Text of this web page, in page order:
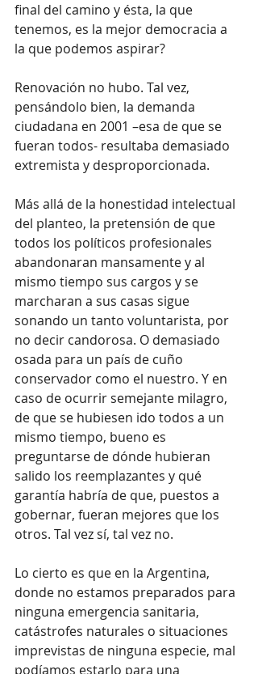
final del camino y ésta, la que
tenemos, es la mejor democracia a
la que podemos aspirar?
Renovación no hubo. Tal vez,
pensándolo bien, la demanda
ciudadana en 2001 –esa de que se
fueran todos- resultaba demasiado
extremista y desproporcionada.
Más allá de la honestidad intelectual
del planteo, la pretensión de que
todos los políticos profesionales
abandonaran mansamente y al
mismo tiempo sus cargos y se
marcharan a sus casas sigue
sonando un tanto voluntarista, por
no decir candorosa. O demasiado
osada para un país de cuño
conservador como el nuestro. Y en
caso de ocurrir semejante milagro,
de que se hubiesen ido todos a un
mismo tiempo, bueno es
preguntarse de dónde hubieran
salido los reemplazantes y qué
garantía habría de que, puestos a
gobernar, fueran mejores que los
otros. Tal vez sí, tal vez no.
Lo cierto es que en la Argentina,
donde no estamos preparados para
ninguna emergencia sanitaria,
catástrofes naturales o situaciones
imprevistas de ninguna especie, mal
podíamos estarlo para una